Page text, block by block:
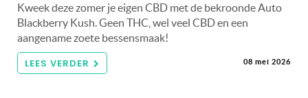
Kweek deze zomer je eigen CBD met de bekroonde Auto
Blackberry Kush. Geen THC, wel veel CBD en een
aangename zoete bessensmaak!
LEES VERDER 08 mei 2026